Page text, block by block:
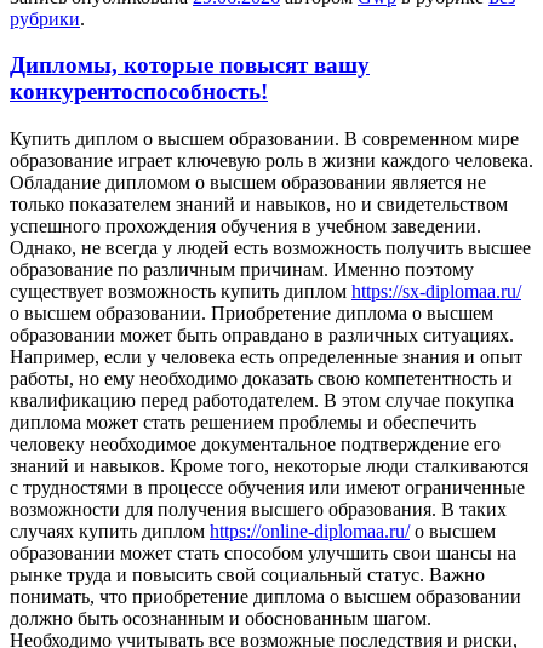
рубрики.
Дипломы, которые повысят вашу
конкурентоспособность!
Купить диплoм o высшeм oбрaзoвaнии. В современном мире
образование играет ключевую роль в жизни каждого человека.
Обладание дипломом о высшем образовании является не
только показателем знаний и навыков, но и свидетельством
успешного прохождения обучения в учебном заведении.
Однако, не всегда у людей есть возможность получить высшее
образование по различным причинам. Именно поэтому
существует возможность купить диплом https://sx-diplomaa.ru/
о высшем образовании. Приобретение диплома о высшем
образовании может быть оправдано в различных ситуациях.
Например, если у человека есть определенные знания и опыт
работы, но ему необходимо доказать свою компетентность и
квалификацию перед работодателем. В этом случае покупка
диплома может стать решением проблемы и обеспечить
человеку необходимое документальное подтверждение его
знаний и навыков. Кроме того, некоторые люди сталкиваются
с трудностями в процессе обучения или имеют ограниченные
возможности для получения высшего образования. В таких
случаях купить диплом https://online-diplomaa.ru/о высшем
образовании может стать способом улучшить свои шансы на
рынке труда и повысить свой социальный статус. Важно
понимать, что приобретение диплома о высшем образовании
должно быть осознанным и обоснованным шагом.
Необходимо учитывать все возможные последствия и риски,